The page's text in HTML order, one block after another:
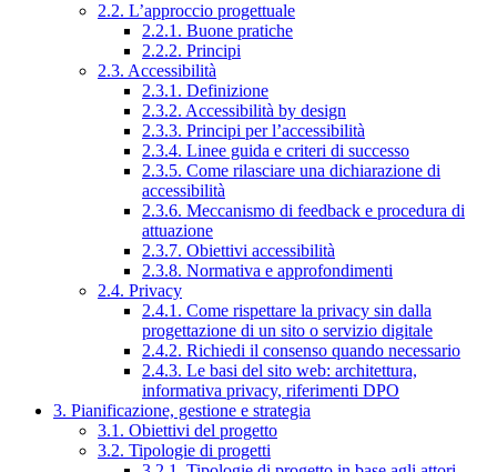
2.2. L’approccio progettuale
2.2.1. Buone pratiche
2.2.2. Principi
2.3. Accessibilità
2.3.1. Definizione
2.3.2. Accessibilità by design
2.3.3. Principi per l’accessibilità
2.3.4. Linee guida e criteri di successo
2.3.5. Come rilasciare una dichiarazione di
accessibilità
2.3.6. Meccanismo di feedback e procedura di
attuazione
2.3.7. Obiettivi accessibilità
2.3.8. Normativa e approfondimenti
2.4. Privacy
2.4.1. Come rispettare la privacy sin dalla
progettazione di un sito o servizio digitale
2.4.2. Richiedi il consenso quando necessario
2.4.3. Le basi del sito web: architettura,
informativa privacy, riferimenti DPO
3. Pianificazione, gestione e strategia
3.1. Obiettivi del progetto
3.2. Tipologie di progetti